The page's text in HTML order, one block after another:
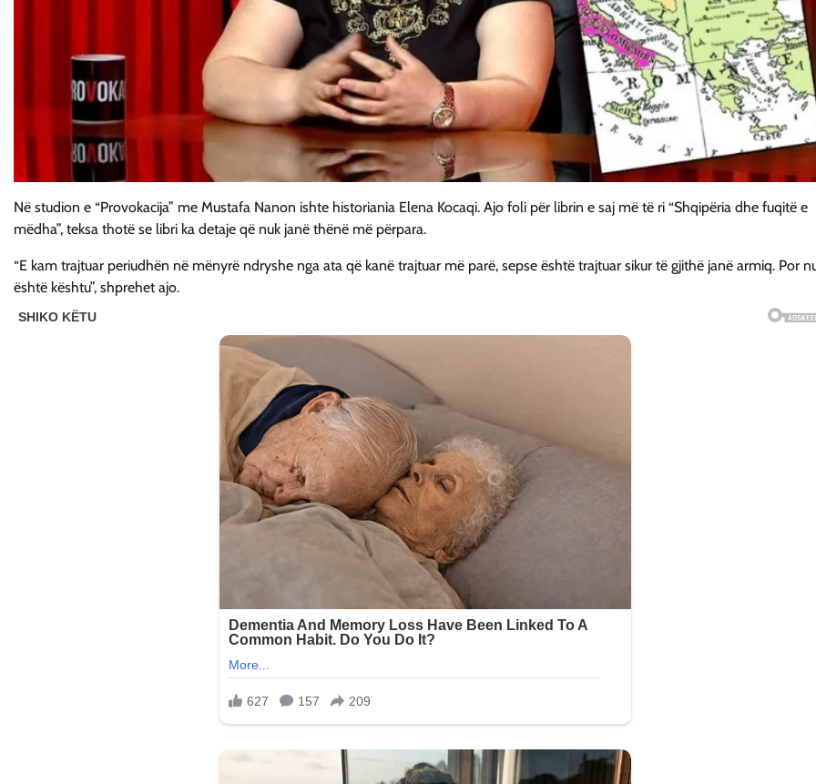
Në studion e “Provokacija” me Mustafa Nanon ishte historiania Elena Kocaqi. Ajo foli për librin e saj më të ri “Shqipëria dhe fuqitë e
mëdha”, teksa thotë se libri ka detaje që nuk janë thënë më përpara.
“E kam trajtuar periudhën në mënyrë ndryshe nga ata që kanë trajtuar më parë, sepse është trajtuar sikur të gjithë janë armiq. Por
është kështu”, shprehet ajo.